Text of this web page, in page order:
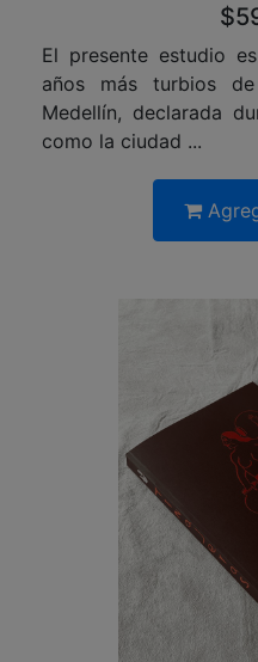
El presente estudio
años más turbios
Medellín, declarada
como la ciudad ...